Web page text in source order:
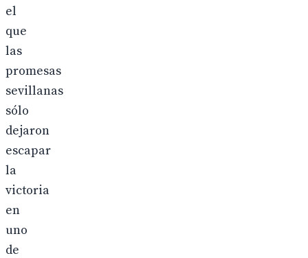
el
que
las
promesas
sevillanas
sólo
dejaron
escapar
la
victoria
en
uno
de